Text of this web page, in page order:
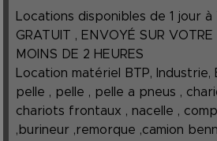
Locations disponibles de 1 jour à
GRATUIT , ENVOYÉ SUR VOTRE
MOINS DE 2 HEURES
Location matériel BTP, Industrie,
pelle , pelle , pelle a pneus ,
chariots frontaux , nacelle ,
,burineur ,remorque ,camion